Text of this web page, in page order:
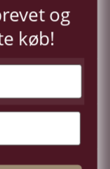
TILMELD
og
køb!